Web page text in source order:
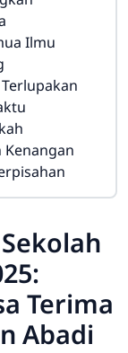
Ilmu
Kenangan
Terima
Abadi